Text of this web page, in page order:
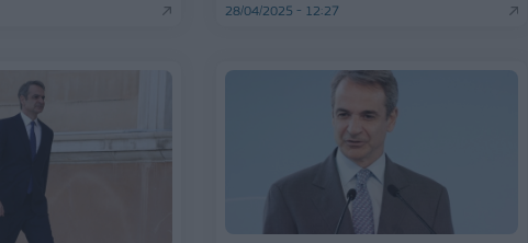
28/04/2025 - 12:27